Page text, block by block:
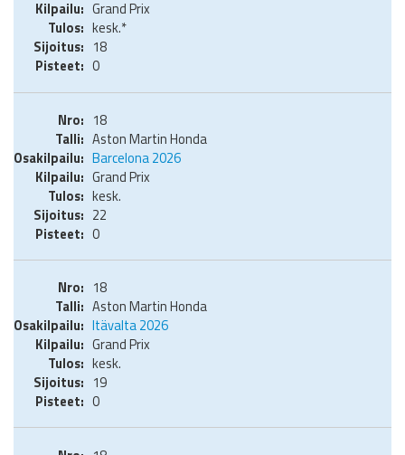
Grand Prix
kesk.*
18
0
18
Aston Martin Honda
Barcelona 2026
Grand Prix
kesk.
22
0
18
Aston Martin Honda
Itävalta 2026
Grand Prix
kesk.
19
0